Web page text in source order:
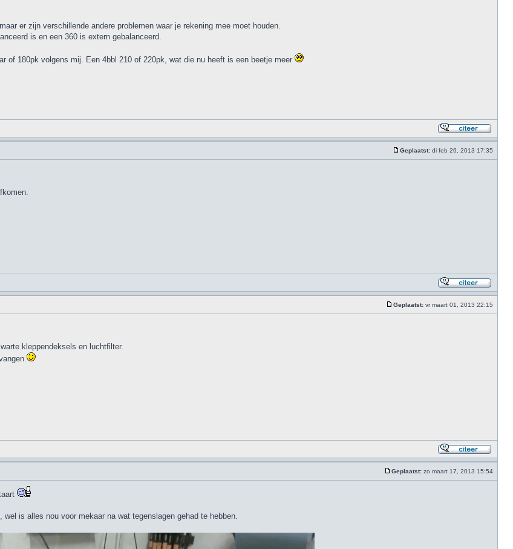
er zijn verschillende andere problemen waar je rekening mee moet houden.
is en een 360 is extern gebalanceerd.
of 180pk volgens mij. Een 4bbl 210 of 220pk, wat die nu heeft is een beetje meer
Geplaatst: di feb 26, 2013 17:35
Geplaatst: vr maart 01, 2013 22:15
kleppendeksels en luchtfilter.
Geplaatst: zo maart 17, 2013 15:54
wel is alles nou voor mekaar na wat tegenslagen gehad te hebben.